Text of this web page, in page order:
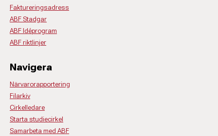
Faktureringsadress
ABF Stadgar
ABF Idéprogram
ABF riktlinjer
Navigera
Närvarorapportering
Filarkiv
Cirkelledare
Starta studiecirkel
Samarbeta med ABF